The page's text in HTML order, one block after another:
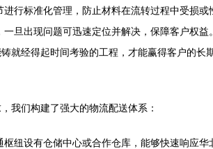
行标准化管理，防止材料在流转过程中受损或
旦出现问题可迅速定位并解决，保障客户权益。
就经得起时间考验的工程，才能赢得客户的长期
我们构建了强大的物流配送体系：
纽设有仓储中心或合作仓库，能够快速响应